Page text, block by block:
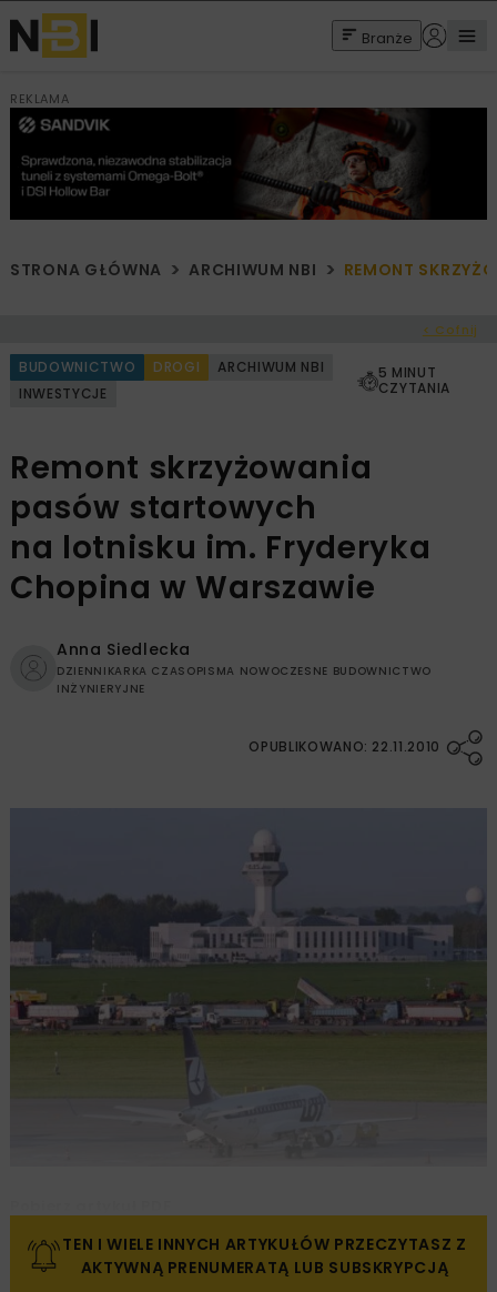
Branże
REKLAMA
STRONA GŁÓWNA ARCHIWUM NBI REMONT
< Cofnij
BUDOWNICTWO DROGI
ARCHIWUM NBI
INWESTYCJE
5 MINUT
CZYTANIA
Remont skrzyżowania
pasów startowych
na lotnisku im. Fryderyka
Chopina w Warszawie
Anna Siedlecka
DZIENNIKARKA CZASOPISMA NOWOCZESNE BUDOWNICTWO
INŻYNIERYJNE
OPUBLIKOWANO: 22.11.2010
TEN I WIELE INNYCH ARTYKUŁÓW PRZECZYTASZ Z
AKTYWNĄ PRENUMERATĄ LUB SUBSKRYPCJĄ